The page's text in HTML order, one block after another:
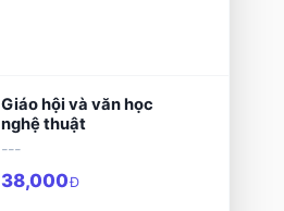
Giáo hội và văn học
nghệ thuật
---
38,000Đ